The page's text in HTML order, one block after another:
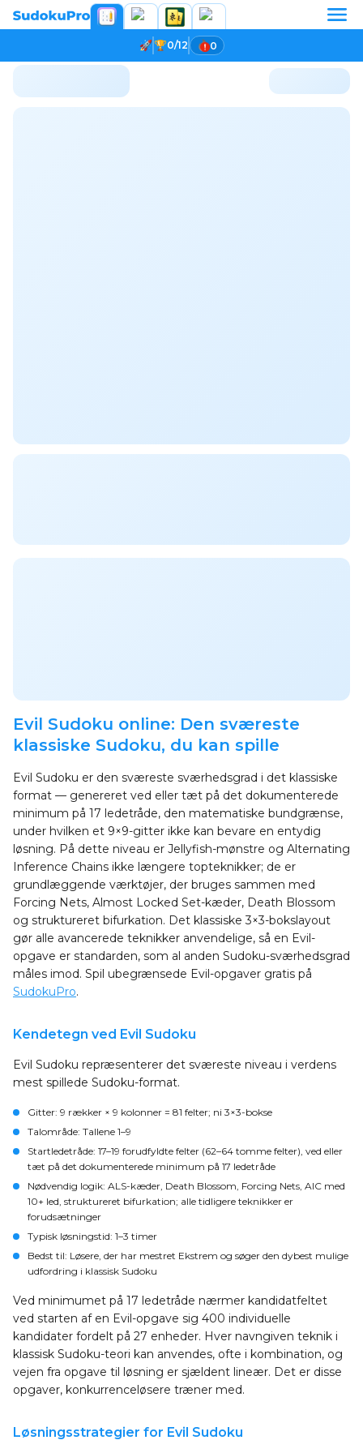
0/12 0
Evil Sudoku online: Den sværeste
klassiske Sudoku, du kan spille
Evil Sudoku er den sværeste sværhedsgrad i det klassiske
format — genereret ved eller tæt på det dokumenterede
minimum på 17 ledetråde, den matematiske bundgrænse,
under hvilken et 9×9-gitter ikke kan bevare en entydig
løsning. På dette niveau er Jellyfish-mønstre og Alternating
Inference Chains ikke længere topteknikker; de er
grundlæggende værktøjer, der bruges sammen med
Forcing Nets, Almost Locked Set-kæder, Death Blossom
og struktureret bifurkation. Det klassiske 3×3-bokslayout
gør alle avancerede teknikker anvendelige, så en Evil-
opgave er standarden, som al anden Sudoku-sværhedsgrad
måles imod. Spil ubegrænsede Evil-opgaver gratis på
SudokuPro.
Kendetegn ved Evil Sudoku
Evil Sudoku repræsenterer det sværeste niveau i verdens
mest spillede Sudoku-format.
Gitter: 9 rækker × 9 kolonner = 81 felter; ni 3×3-bokse
Talområde: Tallene 1–9
Startledetråde: 17–19 forudfyldte felter (62–64 tomme felter), ved eller
tæt på det dokumenterede minimum på 17 ledetråde
Nødvendig logik: ALS-kæder, Death Blossom, Forcing Nets, AIC med
10+ led, struktureret bifurkation; alle tidligere teknikker er
forudsætninger
Typisk løsningstid: 1–3 timer
Bedst til: Løsere, der har mestret Ekstrem og søger den dybest mulige
udfordring i klassisk Sudoku
Ved minimumet på 17 ledetråde nærmer kandidatfeltet
ved starten af en Evil-opgave sig 400 individuelle
kandidater fordelt på 27 enheder. Hver navngiven teknik i
klassisk Sudoku-teori kan anvendes, ofte i kombination, og
vejen fra opgave til løsning er sjældent lineær. Det er disse
opgaver, konkurrenceløsere træner med.
Løsningsstrategier for Evil Sudoku